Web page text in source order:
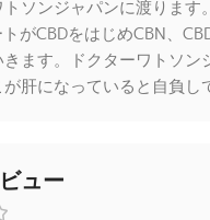
ソンジャパンに渡ります
がCBDをはじめCBN、
ます。ドクターワトソン
肝になっていると自負し
ュー